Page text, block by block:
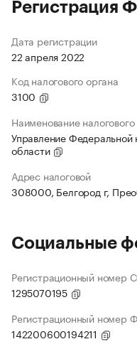
Регистрация
Дата регистрации
22 апреля 2022
Код налогового органа
3100
Наименование
Управление Федеральной
области
Адрес налоговой
308000, Белгород г,
Социальные
Регистрационный номер
1295070195
Регистрационный
142200600194211